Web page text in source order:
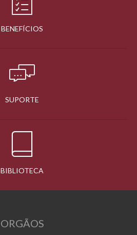
BENEFÍCIOS
SUPORTE
BIBLIOTECA
ORGÃOS